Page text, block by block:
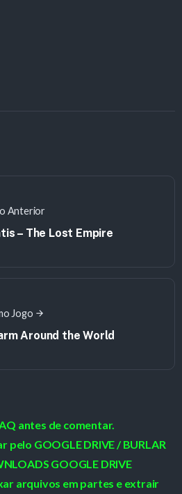
Anterior
– The Lost Empire
Jogo
Around the World
antes de comentar.
pelo GOOGLE DRIVE / BURLAR
GOOGLE DRIVE
arquivos em partes e extrair